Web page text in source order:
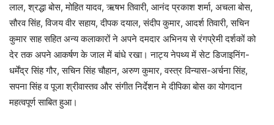
लाल, श्रद्धा बोस, मोहित यादव, ऋषभ तिवारी, आनंद प्रकाश शर्मा, अचला बोस,
सौरव सिंह, विजय वीर सहाय, दीपक दयाल, संदीप कुमार, आदर्श तिवारी, सचिन
कुमार साह सहित अन्य कलाकारों ने अपने दमदार अभिनय से रंगप्रेमी दर्शकों को
देर तक अपने आकर्षण के जाल में बांधे रखा। नाट्य नेपथ्य में सेट डिजाइनिंग-
धर्मेंद्र सिंह गौर, सचिन सिंह चौहान, अरुण कुमार, वस्त्र विन्यास-अर्चना सिंह,
सपना सिंह व पूजा श्रीवास्तव और संगीत निर्देशन मे दीपिका बोस का योगदान
महत्वपूर्ण साबित हुआ।